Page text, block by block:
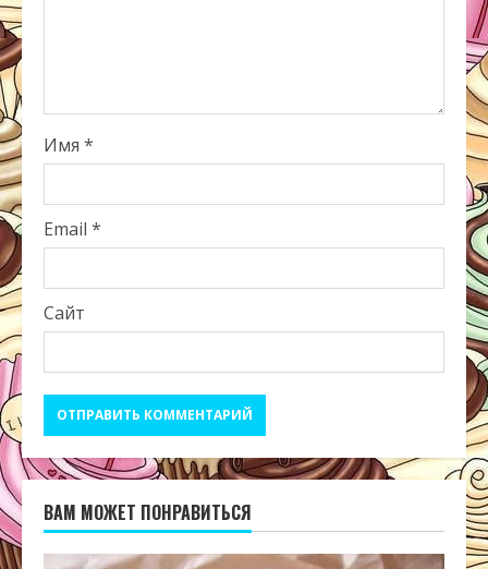
Имя *
Email *
Сайт
ВАМ МОЖЕТ ПОНРАВИТЬСЯ